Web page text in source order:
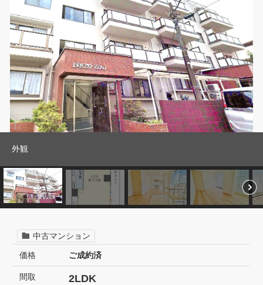
外観
中古マンション
価格 ご成約済
間取 2LDK